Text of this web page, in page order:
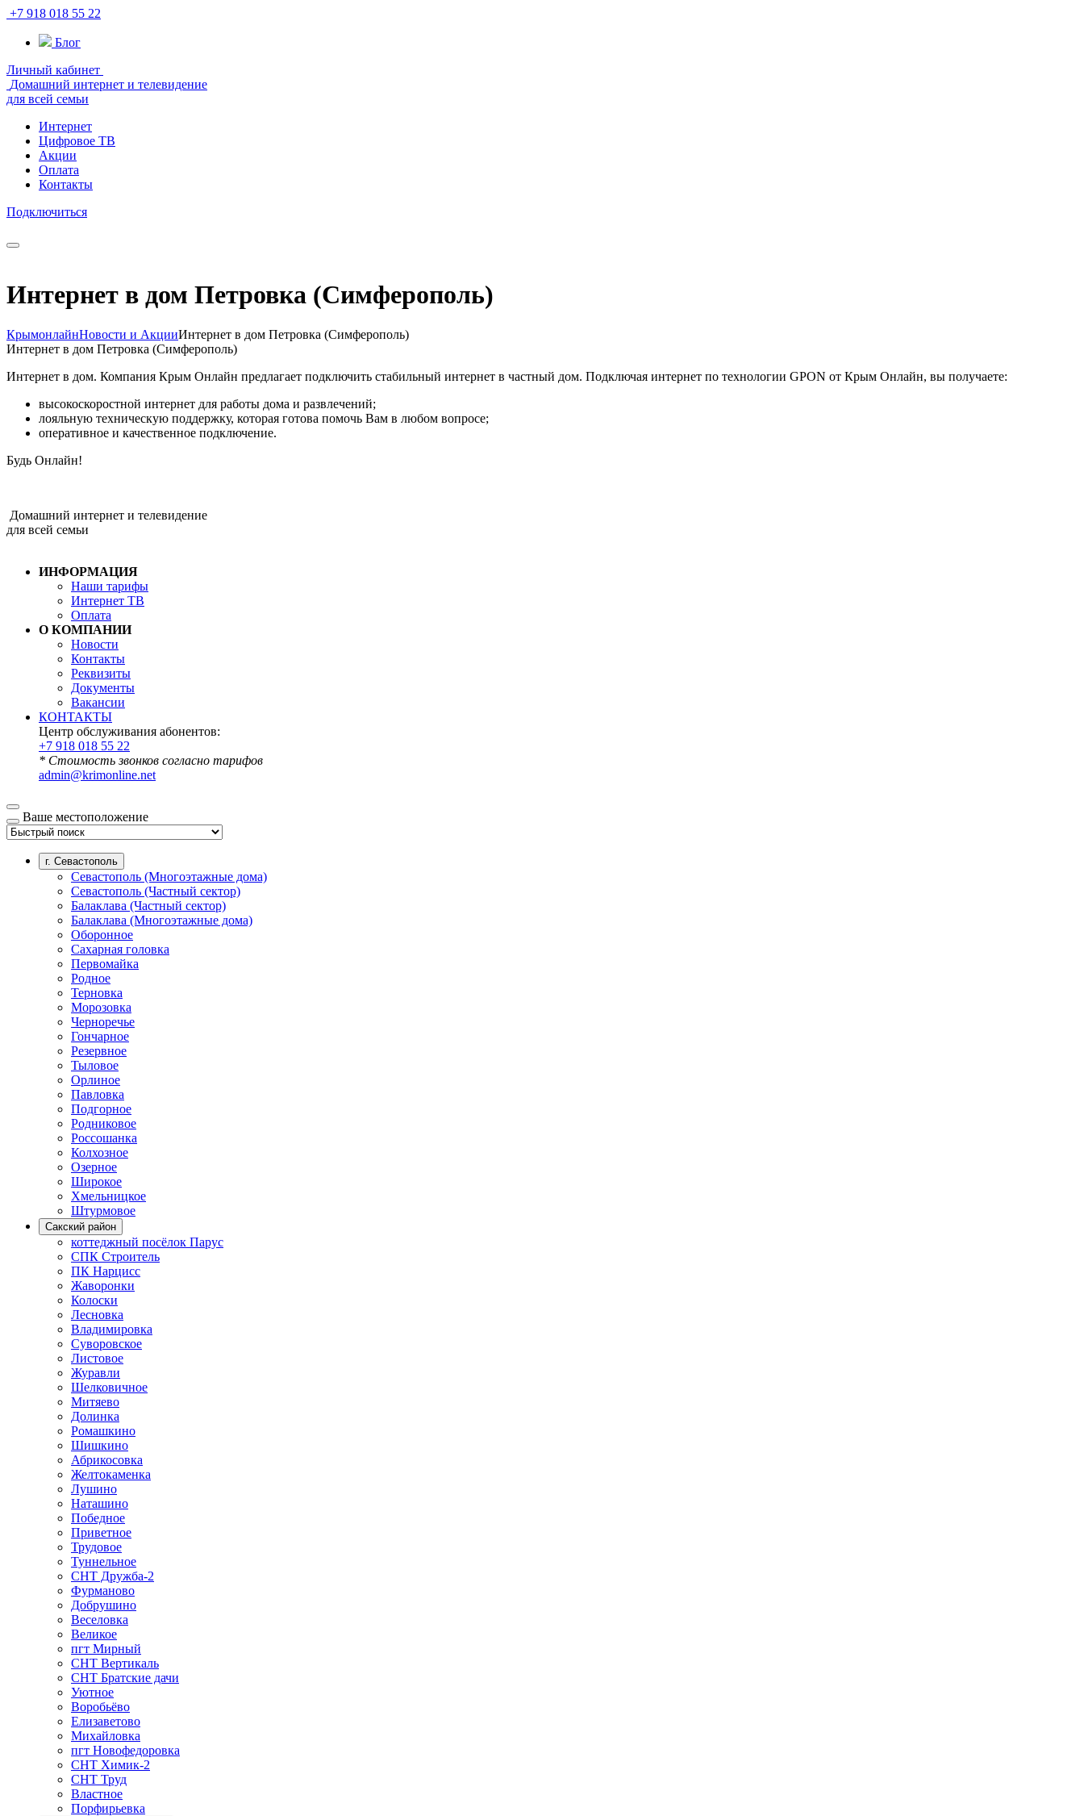
+7 918 018 55 22
Блог
Личный кабинет
Домашний интернет и телевидение
для всей семьи
Интернет
Цифровое ТВ
Акции
Оплата
Контакты
Подключиться
Интернет в дом Петровка (Симферополь)
КрымонлайнНовости и АкцииИнтернет в дом Петровка (Симферополь)
Интернет в дом Петровка (Симферополь)
Интернет в дом. Компания Крым Онлайн предлагает подключить стабильный интернет в частный дом. Подключая интернет по технологии GPON от Крым Онлайн, вы получаете:
высокоскоростной интернет для работы дома и развлечений;
лояльную техническую поддержку, которая готова помочь Вам в любом вопросе;
оперативное и качественное подключение.
Будь Онлайн!
Домашний интернет и телевидение
для всей семьи
ИНФОРМАЦИЯ
Наши тарифы
Интернет ТВ
Оплата
О КОМПАНИИ
Новости
Контакты
Реквизиты
Документы
Вакансии
КОНТАКТЫ
Центр обслуживания абонентов:
+7 918 018 55 22
* Стоимость звонков согласно тарифов
admin@krimonline.net
Ваше местоположение
г. Севастополь
Севастополь (Многоэтажные дома)
Севастополь (Частный сектор)
Балаклава (Частный сектор)
Балаклава (Многоэтажные дома)
Оборонное
Сахарная головка
Первомайка
Родное
Терновка
Морозовка
Черноречье
Гончарное
Резервное
Тыловое
Орлиное
Павловка
Подгорное
Родниковое
Россошанка
Колхозное
Озерное
Широкое
Хмельницкое
Штурмовое
Сакский район
коттеджный посёлок Парус
СПК Строитель
ПК Нарцисс
Жаворонки
Колоски
Лесновка
Владимировка
Суворовское
Листовое
Журавли
Шелковичное
Митяево
Долинка
Ромашкино
Шишкино
Абрикосовка
Желтокаменка
Лушино
Наташино
Победное
Приветное
Трудовое
Туннельное
СНТ Дружба-2
Фурманово
Добрушино
Веселовка
Великое
пгт Мирный
СНТ Вертикаль
СНТ Братские дачи
Уютное
Воробьёво
Елизаветово
Михайловка
пгт Новофедоровка
СНТ Химик-2
СНТ Труд
Властное
Порфирьевка